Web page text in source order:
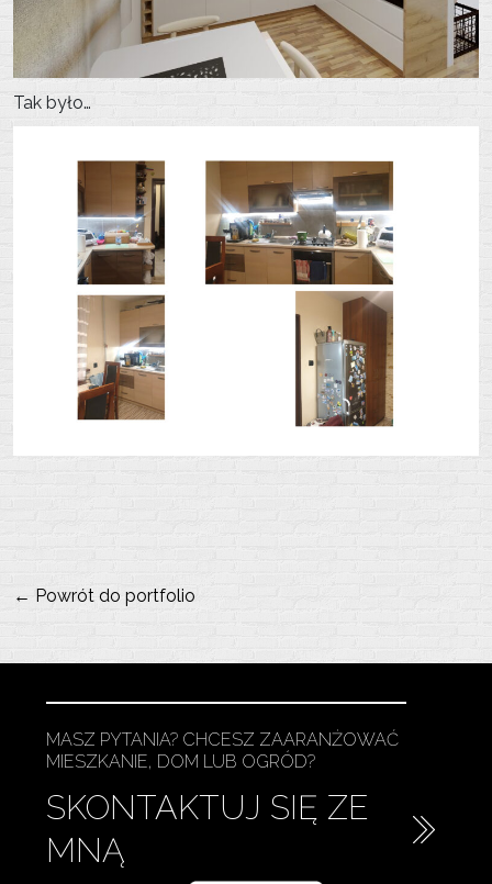
Tak było…
← Powrót do portfolio
MASZ PYTANIA? CHCESZ ZAARANŻOWAĆ
MIESZKANIE, DOM LUB OGRÓD?
SKONTAKTUJ SIĘ ZE
MNĄ